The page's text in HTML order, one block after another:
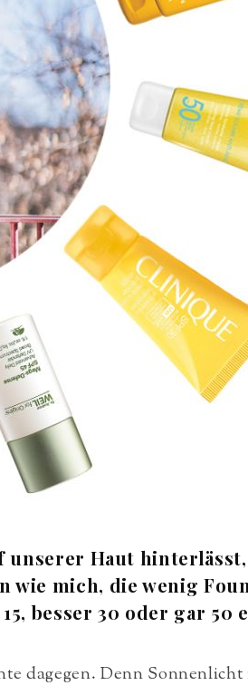
unserer Haut
mich, die wenig
besser 30 oder gar 50
dagegen. Denn Sonnenlicht